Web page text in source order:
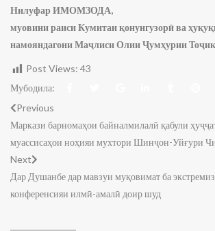
Нилуфар ИМОМЗОДА,
муовини раиси Кумитаи қонунгузорӣ ва
намояндагони Маҷлиси Олии Ҷумҳурии
Post Views: 43
Мубодила:
Previous
Маркази барномаҳои байналмилалӣ қабули
муассисаҳои ноҳияи мухтори Шинҷон-Уйғури
Next
Дар Душанбе дар мавзуи муқовимат ба
конференсияи илмӣ-амалӣ доир шуд